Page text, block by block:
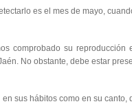
es el mes de mayo,
comprobado su
No obstante, debe estar
sus hábitos como en su